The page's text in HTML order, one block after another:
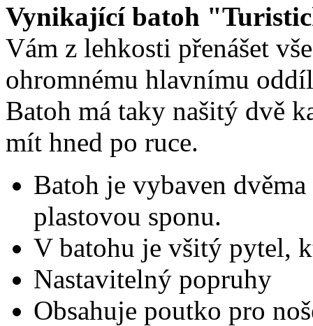
Vynikající batoh
Vám z lehkosti přenášet
ohromnému hlavnímu
Batoh má taky našitý dvě
mít hned po ruce.
Batoh je vybaven
plastovou sponu.
V batohu je všitý pytel,
Nastavitelný popruhy
Obsahuje poutko pro